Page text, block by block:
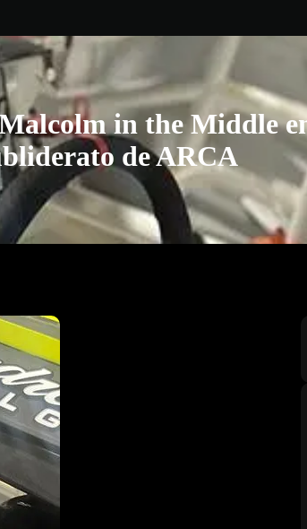
in the Middle
de ARCA